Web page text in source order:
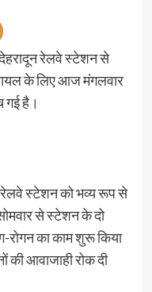
देहरादून रेलवे स्टेशन से
के लिए आज मंगलवार
गई है।
रेलवे स्टेशन को भव्य रूप से
से स्टेशन के दो
रोगन का काम शुरू किया
की आवाजाही रोक दी